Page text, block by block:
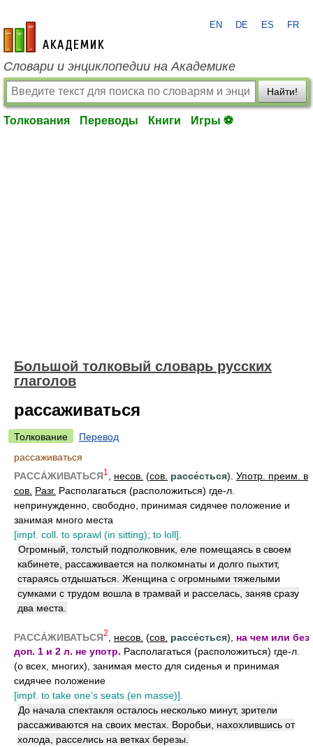
academic.ru
EN DE ES FR
Словари и энциклопедии на Академике
Найти!
Толкования Переводы Книги Игры ⚽
Большой толковый словарь русских
глаголов
рассаживаться
Толкование
Перевод
рассаживаться
РАССА́ЖИВАТЬСЯ1 несов. (сов. рассе́сться). Употр. преим. в
сов. Разг. Располагаться (расположиться) где-л.
непринужденно, свободно, принимая сидячее положение и
занимая много места
[impf. coll. to sprawl (in sitting); to loll].
Огромный, толстый подполковник, еле помещаясь в своем
кабинете, рассаживается на полкомнаты и долго пыхтит,
стараясь отдышаться. Женщина с огромными тяжелыми
сумками с трудом вошла в трамвай и расселась, заняв сразу
два места.
РАССА́ЖИВАТЬСЯ2 несов. (сов. рассе́сться), на чем или без
доп. 1 и 2 л. не употр. Располагаться (расположиться) где-л.
(о всех, многих), занимая место для сиденья и принимая
сидячее положение
[impf. to take one’s seats (en masse)].
До начала спектакля осталось несколько минут, зрители
рассаживаются на своих местах. Воробьи, нахохлившись от
холода, расселись на ветках березы.